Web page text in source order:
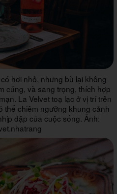
hơi nhỏ, nhưng bù lại không
cúng, và sang trọng, thích hợp
La Velvet toạ lạc ở vị trí trên
thể chiêm ngưỡng khung cảnh
đập của cuộc sống. Ảnh: